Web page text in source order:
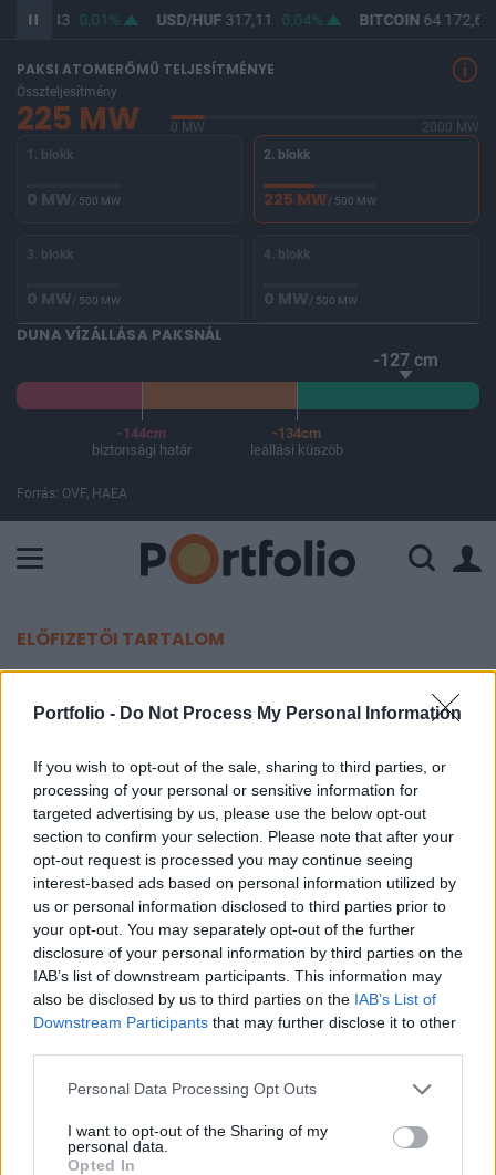
Portfolio - Do Not Process My Personal Information
If you wish to opt-out of the sale, sharing to third parties, or
processing of your personal or sensitive information for
targeted advertising by us, please use the below opt-out
section to confirm your selection. Please note that after your
opt-out request is processed you may continue seeing
interest-based ads based on personal information utilized by
us or personal information disclosed to third parties prior to
your opt-out. You may separately opt-out of the further
disclosure of your personal information by third parties on the
IAB’s list of downstream participants. This information may
also be disclosed by us to third parties on the IAB’s List of
Downstream Participants that may further disclose it to other
Personal Data Processing Opt Outs
I want to opt-out of the Sharing of my
personal data.
Opted In
365,43 0,01% USD/HUF 317,11 0,04% BITCOIN 64 172,65
PAKSI ATOMERŐMŰ TELJESÍTMÉNYE
Összteljesítmény
225 MW 0 MW
2000 MW
1. blokk
0 MW/ 500 MW
2. blokk
225 MW/ 500 MW
3. blokk
0 MW/ 500 MW
4. blokk
0 MW/ 500 MW
DUNA VÍZÁLLÁSA PAKSNÁL
-127 cm
-144cm
biztonsági határ
-134cm
leállási küszöb
Forrás: OVF, HAEA
ELŐFIZETŐI TARTALOM
Digitális bankkal támad az egyik
legnagyobb lengyel bank
2018. szeptember 10. 11:05
A második legnagyobb lengyel bank, a Bank
Pekao egy kisebb digitális bankot és egy független
alapkezelőt vásárolna meg - mondta a Reutersnek
a bank vezérigazgatója.
Egy kisebb digitális bankot és egy független alapkezelőt
vehet meg a Pekao, az erről a hírügynökségnk beszélő
vezér, Michal Krupinski további konszolidációt vár a lengyel
bankpiacon:Öt év múlva körülbelül 5-6 szereplő maradhat
terveznek alapvetően nővekedni, csak egy kisebb digitális
bankot vennének vagy fejlesztenének...